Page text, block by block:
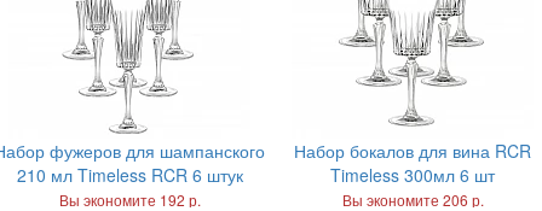
фужеров для шампанского
210 мл Timeless RCR 6 штук
Вы экономите 192 р.
Набор бокалов для вина RCR
Timeless 300мл 6 шт
Вы экономите 206 р.